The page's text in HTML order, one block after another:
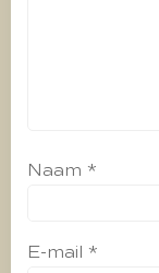
Naam *
E-mail *